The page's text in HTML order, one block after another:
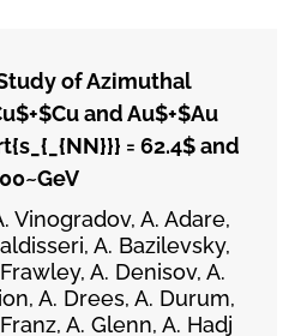
of Azimuthal
and Au$+$Au
= 62.4$ and
Vinogradov, A. Adare,
A. Bazilevsky,
A. Denisov, A.
A. Drees, A. Durum,
A. Glenn, A. Hadj